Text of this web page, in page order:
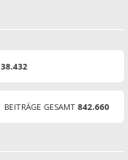
38.432
BEITRÄGE GESAMT 842.660